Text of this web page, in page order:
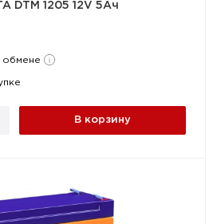
DTM 1205 12V 5Ач
В корзину